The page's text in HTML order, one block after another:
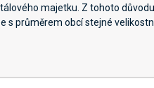
majetku. Z tohoto
s průměrem obcí stejné